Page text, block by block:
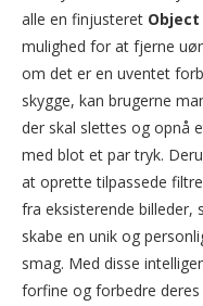
alle en finjusteret Object
mulighed for at fjerne
om det er en uventet
skygge, kan brugerne
der skal slettes og opnå
med blot et par tryk.
at oprette tilpassede
fra eksisterende billeder,
skabe en unik og
smag. Med disse
forfine og forbedre